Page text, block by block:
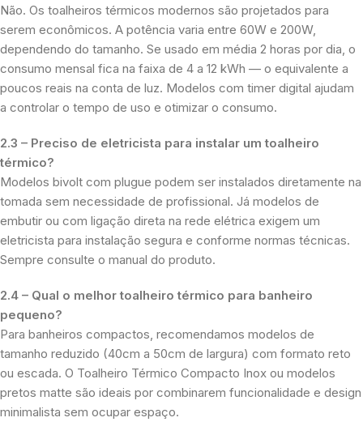
Não. Os toalheiros térmicos modernos são projetados para
serem econômicos. A potência varia entre 60W e 200W,
dependendo do tamanho. Se usado em média 2 horas por dia, o
consumo mensal fica na faixa de 4 a 12 kWh — o equivalente a
poucos reais na conta de luz. Modelos com timer digital ajudam
a controlar o tempo de uso e otimizar o consumo.
2.3 – Preciso de eletricista para instalar um toalheiro
térmico?
Modelos bivolt com plugue podem ser instalados diretamente na
tomada sem necessidade de profissional. Já modelos de
embutir ou com ligação direta na rede elétrica exigem um
eletricista para instalação segura e conforme normas técnicas.
Sempre consulte o manual do produto.
2.4 – Qual o melhor toalheiro térmico para banheiro
pequeno?
Para banheiros compactos, recomendamos modelos de
tamanho reduzido (40cm a 50cm de largura) com formato reto
ou escada. O Toalheiro Térmico Compacto Inox ou modelos
pretos matte são ideais por combinarem funcionalidade e design
minimalista sem ocupar espaço.